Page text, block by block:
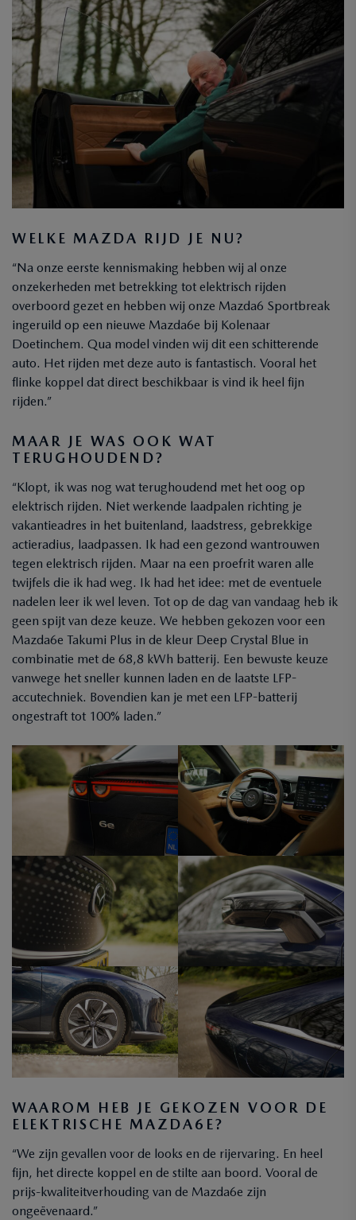
WELKE MAZDA RIJD JE NU?
“Na onze eerste kennismaking hebben wij al onze
onzekerheden met betrekking tot elektrisch rijden
overboord gezet en hebben wij onze Mazda6 Sportbreak
ingeruild op een nieuwe Mazda6e bij Kolenaar
Doetinchem. Qua model vinden wij dit een schitterende
auto. Het rijden met deze auto is fantastisch. Vooral het
flinke koppel dat direct beschikbaar is vind ik heel fijn
rijden.”
MAAR JE WAS OOK WAT
TERUGHOUDEND?
“Klopt, ik was nog wat terughoudend met het oog op
elektrisch rijden. Niet werkende laadpalen richting je
vakantieadres in het buitenland, laadstress, gebrekkige
actieradius, laadpassen. Ik had een gezond wantrouwen
tegen elektrisch rijden. Maar na een proefrit waren alle
twijfels die ik had weg. Ik had het idee: met de eventuele
nadelen leer ik wel leven. Tot op de dag van vandaag heb ik
geen spijt van deze keuze. We hebben gekozen voor een
Mazda6e Takumi Plus in de kleur Deep Crystal Blue in
combinatie met de 68,8 kWh batterij. Een bewuste keuze
vanwege het sneller kunnen laden en de laatste LFP-
accutechniek. Bovendien kan je met een LFP-batterij
ongestraft tot 100% laden.”
WAAROM HEB JE GEKOZEN VOOR DE
ELEKTRISCHE MAZDA6E?
“We zijn gevallen voor de looks en de rijervaring. En heel
fijn, het directe koppel en de stilte aan boord. Vooral de
prijs-kwaliteitverhouding van de Mazda6e zijn
ongeëvenaard.”